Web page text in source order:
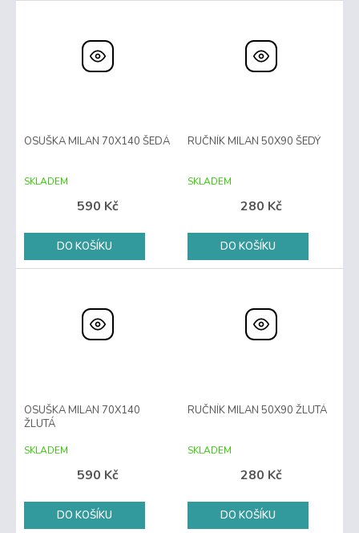
OSUŠKA MILAN 70X140 ŠEDÁ
SKLADEM
590 Kč
DO KOŠÍKU
RUČNÍK MILAN 50X90 ŠEDÝ
SKLADEM
280 Kč
DO KOŠÍKU
OSUŠKA MILAN 70X140
ŽLUTÁ
SKLADEM
590 Kč
DO KOŠÍKU
RUČNÍK MILAN 50X90 ŽLUTÁ
SKLADEM
280 Kč
DO KOŠÍKU